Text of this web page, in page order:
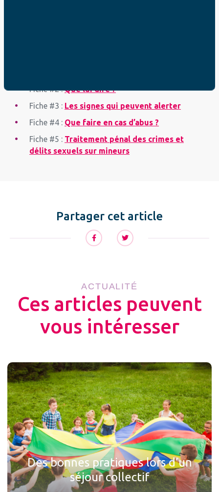
Fiche #2 :Que lui dire ?
Fiche #3 : Les signes qui peuvent alerter
Fiche #4 : Que faire en cas d’abus ?
Fiche #5 : Traitement pénal des crimes et
délits sexuels sur mineurs
Partager cet article
ACTUALITÉ
Ces articles peuvent
vous intéresser
Des bonnes pratiques lors d’un
séjour collectif